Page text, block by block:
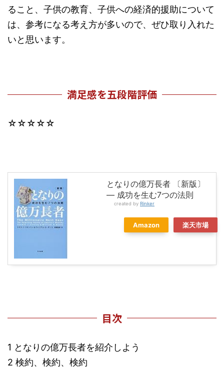
ること、子供の教育、子供への経済的援助について
は、参考になる考え方が多いので、ぜひ取り入れた
いと思います。
満足感を五段階評価
☆☆☆☆☆
となりの億万長者 〔新版〕
― 成功を生む7つの法則
created by Rinker
Amazon 楽天市場
目次
1 となりの億万長者を紹介しよう
2 検約、検約、検約